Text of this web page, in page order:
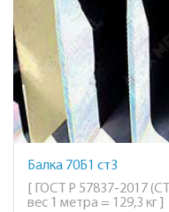
Балка 70Б1 ст3
[ ГОСТ Р 57837-2017
вес 1 метра = 129,3 кг ]